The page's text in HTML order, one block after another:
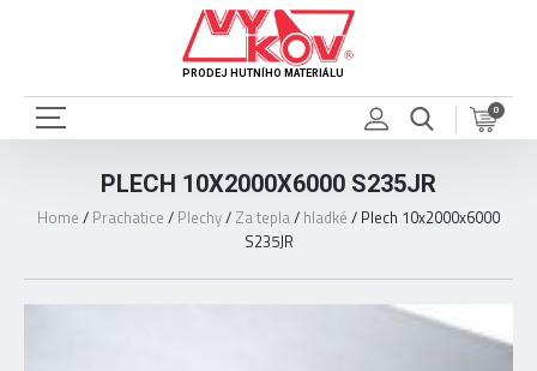
PRODEJ HUTNÍHO MATERIÁLU
0
PLECH 10X2000X6000 S235JR
Home / Prachatice / Plechy/ Za tepla/ hladké / Plech 10x2000x6000
S235JR